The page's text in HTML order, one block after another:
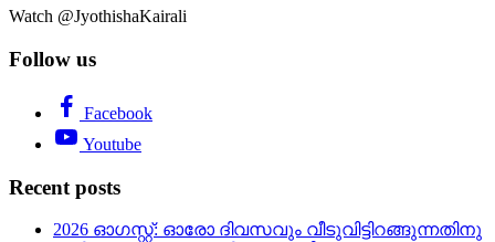
Watch @JyothishaKairali
Follow us
Facebook
Youtube
Recent posts
2026 ഓഗസ്റ്റ്: ഓരോ ദിവസവും വീടുവിട്ടിറങ്ങുന്നതിനു